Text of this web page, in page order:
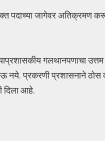
पदाच्या जागेवर अतिक्रमण
गलथानपणाचा
प्रकरणी प्रशासनाने ठोस
दिला आहे.